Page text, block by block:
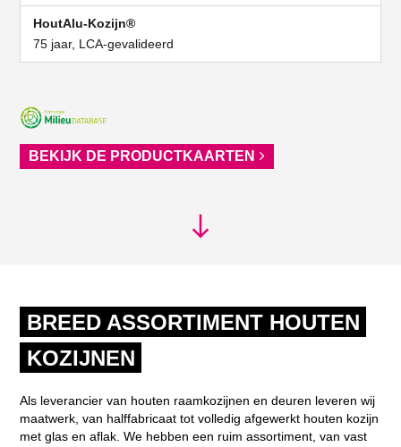
75 jaar, LCA-gevalideerd
BEKIJK DE PRODUCTKAARTEN
BREED ASSORTIMENT HOUTEN
KOZIJNEN
Als leverancier van houten raamkozijnen en deuren leveren wij
maatwerk, van halffabricaat tot volledig afgewerkt houten kozijn
met glas en aflak. We hebben een ruim assortiment, van vast